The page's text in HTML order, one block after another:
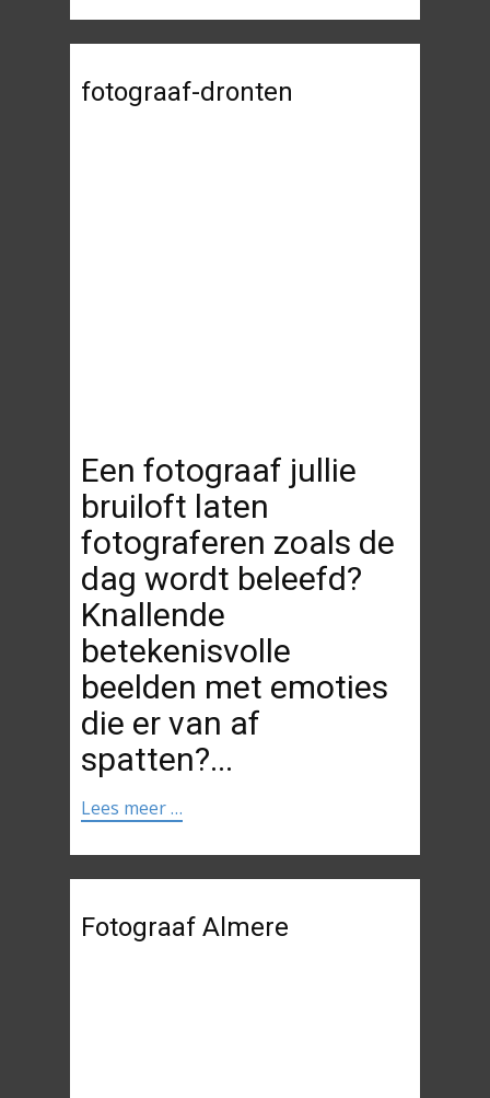
fotograaf-dronten
Een fotograaf jullie
bruiloft laten
fotograferen zoals de
dag wordt beleefd?
Knallende
betekenisvolle
beelden met emoties
die er van af
spatten?...
Lees meer …
Fotograaf Almere